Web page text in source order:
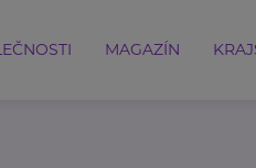
MAGAZÍN